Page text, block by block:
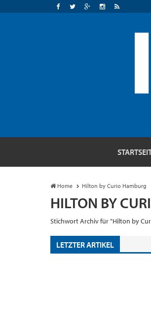
Home Hilton by Curio Hamburg
HILTON BY
Stichwort Archiv für "Hilton by
LETZTER ARTIKEL